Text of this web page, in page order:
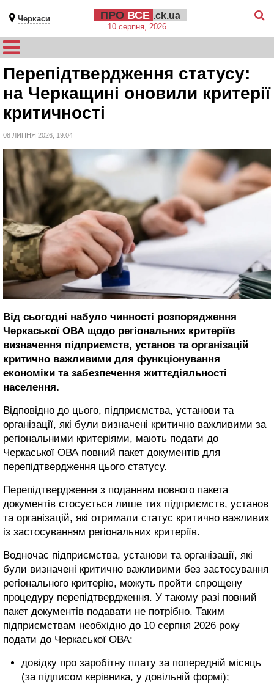
Черкаси ПРО ВСЕ .ck.ua
10 серпня, 2026
Перепідтвердження статусу:
на Черкащині оновили критерії
критичності
08 ЛИПНЯ 2026, 19:04
Від сьогодні набуло чинності розпорядження
Черкаської ОВА щодо регіональних критеріїв
визначення підприємств, установ та організацій
критично важливими для функціонування
економіки та забезпечення життєдіяльності
населення.
Відповідно до цього, підприємства, установи та
організації, які були визначені критично важливими за
регіональними критеріями, мають подати до
Черкаської ОВА повний пакет документів для
перепідтвердження цього статусу.
Перепідтвердження з поданням повного пакета
документів стосується лише тих підприємств, установ
та організацій, які отримали статус критично важливих
із застосуванням регіональних критеріїв.
Водночас підприємства, установи та організації, які
були визначені критично важливими без застосування
регіонального критерію, можуть пройти спрощену
процедуру перепідтвердження. У такому разі повний
пакет документів подавати не потрібно. Таким
підприємствам необхідно до 10 серпня 2026 року
подати до Черкаської ОВА:
довідку про заробітну плату за попередній місяць
(за підписом керівника, у довільній формі);